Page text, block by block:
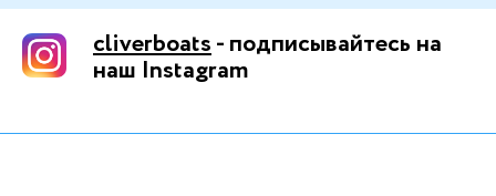
cliverboats- подписывайтесь на
наш Instagram